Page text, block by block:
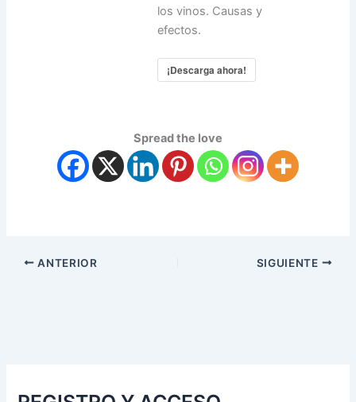
los vinos. Causas y
efectos.
¡Descarga ahora!
Spread the love
ANTERIOR SIGUIENTE